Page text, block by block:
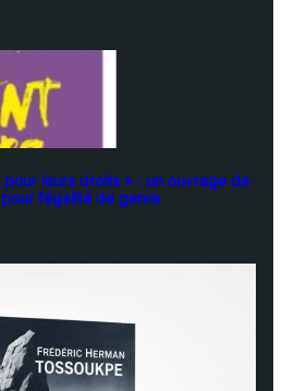
leurs droits » : un ouvrage de
l’égalité de genre